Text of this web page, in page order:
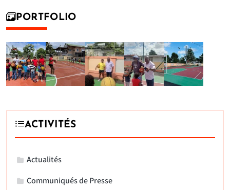
PORTFOLIO
ACTIVITÉS
Actualités
Communiqués de Presse